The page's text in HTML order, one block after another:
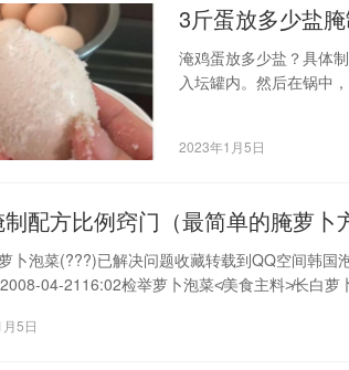
3斤蛋放多少盐
淹鸡蛋放多少盐？具体
入坛罐内。然后在锅中
可启封食用。1.我用这
2023年1月5日
配方比例窍门（最简单的腌萝卜
卜泡菜(???)已解决问题收藏转载到QQ空间韩
04-2116:02检举萝卜泡菜≮美食主料≯长白
5日